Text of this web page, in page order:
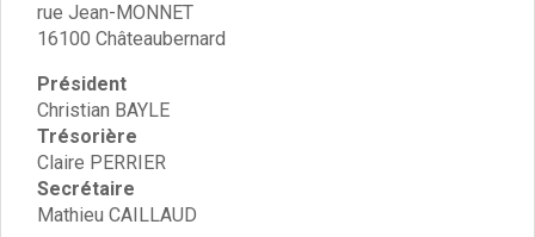
Pour venir nous voir
État civil/élections/formalités
Services Techniques
C.C.A.S.
Affaires Scolaires
Vie associative
Police Municipale/règlementation
rue Jean-MONNET
16100 Châteaubernard
Président
Christian BAYLE
Trésorière
Claire PERRIER
Secrétaire
Mathieu CAILLAUD